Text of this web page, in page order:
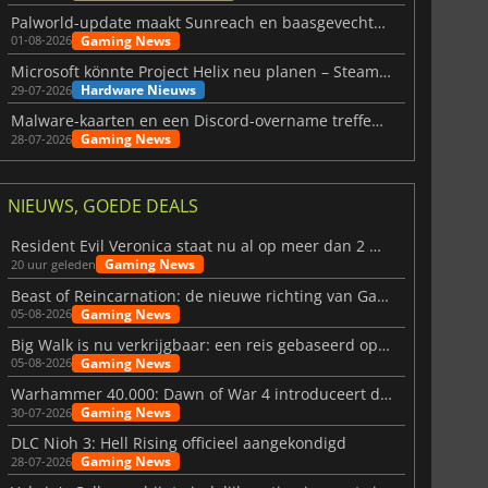
Palworld-update maakt Sunreach en baasgevechten stabieler
01-08-2026 Gaming News
Microsoft könnte Project Helix neu planen – Steam-Support wackelt
29-07-2026 Hardware Nieuws
Malware-kaarten en een Discord-overname treffen Meccha Chameleon
28-07-2026 Gaming News
NIEUWS, GOEDE DEALS
Resident Evil Veronica staat nu al op meer dan 2 miljoen verlanglijstjes
20 uur geleden Gaming News
Beast of Reincarnation: de nieuwe richting van Game Freak
05-08-2026 Gaming News
Big Walk is nu verkrijgbaar: een reis gebaseerd op vriendschap
05-08-2026 Gaming News
Warhammer 40.000: Dawn of War 4 introduceert de Necron-factie
30-07-2026 Gaming News
DLC Nioh 3: Hell Rising officieel aangekondigd
28-07-2026 Gaming News